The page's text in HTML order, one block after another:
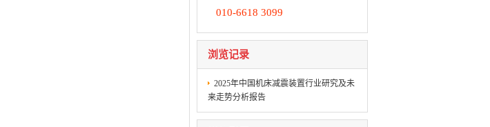
010-6618 3099
浏览记录
2025年中国机床减震装置行业研究及未
来走势分析报告